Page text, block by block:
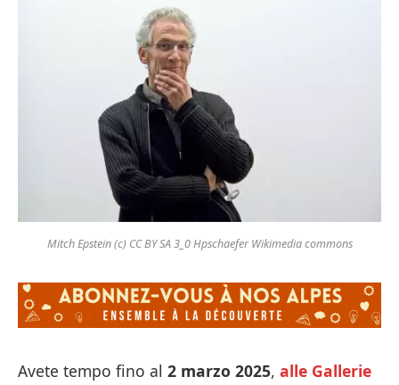
Mitch Epstein (c) CC BY SA 3_0 Hpschaefer Wikimedia commons
Avete tempo fino al 2 marzo 2025, alle Gallerie